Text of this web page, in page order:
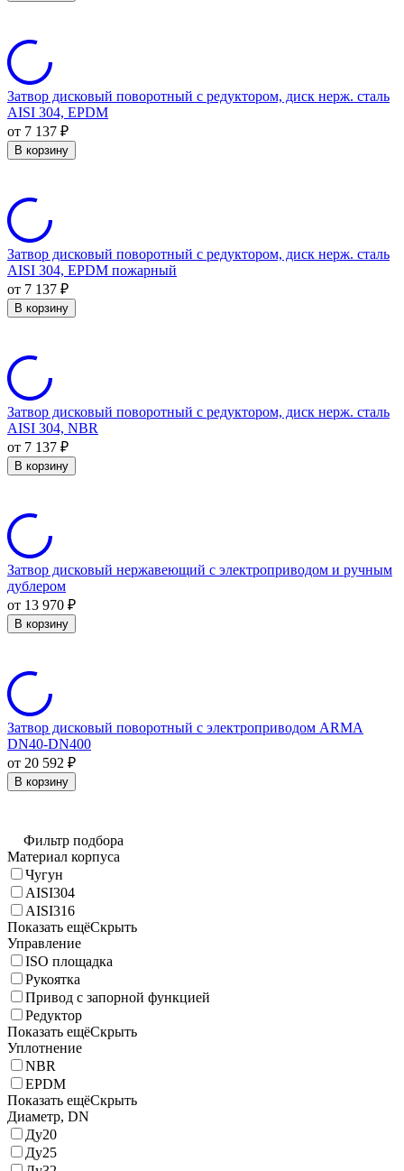
Затвор дисковый поворотный с редуктором, диск нерж. сталь
AISI 304, EPDM
от 7 137 ₽
В корзину
Затвор дисковый поворотный с редуктором, диск нерж. сталь
AISI 304, EPDM пожарный
от 7 137 ₽
В корзину
Затвор дисковый поворотный с редуктором, диск нерж. сталь
AISI 304, NBR
от 7 137 ₽
В корзину
Затвор дисковый нержавеющий с электроприводом и ручным
дублером
от 13 970 ₽
В корзину
Затвор дисковый поворотный с электроприводом ARMA
DN40-DN400
от 20 592 ₽
В корзину
Фильтр подбора
Материал корпуса
Чугун
AISI304
AISI316
Показать ещёСкрыть
Управление
ISO площадка
Рукоятка
Привод с запорной функцией
Редуктор
Показать ещёСкрыть
Уплотнение
NBR
EPDM
Показать ещёСкрыть
Диаметр, DN
Ду20
Ду25